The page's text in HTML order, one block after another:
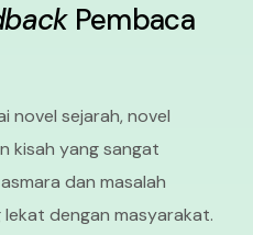
Pembaca
novel sejarah, novel
kisah yang sangat
dan masalah
dengan masyarakat.